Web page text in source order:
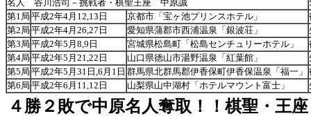
名人 谷川浩司－挑戦者・棋聖王座 中原誠
第1局 平成2年4月12,13日 京都市「宝ヶ池プリンスホテル」
第2局 平成2年4月26,27日 愛知県蒲郡市西浦温泉「銀波荘」
第3局 平成2年5月8,9日 宮城県松島町「松島センチュリーホテル」
第4局 平成2年5月21,22日 山口県徳山市湯野温泉「紅葉館」
第5局 平成2年5月31日,6月1日 群馬県北群馬郡伊香保町伊香保温泉「福一」
第6局 平成2年6月11,12日 山梨県山中湖村「ホテルマウント富士」
４勝２敗で中原名人奪取！！棋聖・王